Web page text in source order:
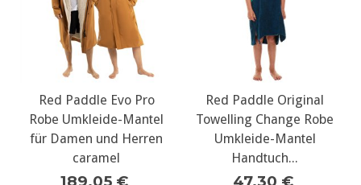
Red Paddle Evo Pro
Robe Umkleide-Mantel
für Damen und Herren
caramel
Red Paddle Original
Towelling Change Robe
Umkleide-Mantel
Handtuch...